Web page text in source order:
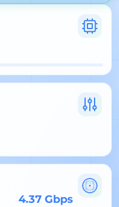
4.37 Gbps